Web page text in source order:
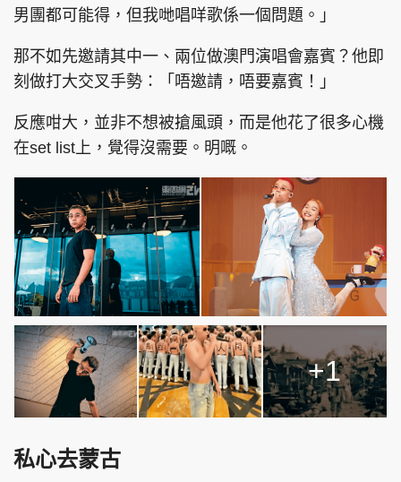
男團都可能得，但我哋唱咩歌係一個問題。」
那不如先邀請其中一、兩位做澳門演唱會嘉賓？他即
刻做打大交叉手勢：「唔邀請，唔要嘉賓！」
反應咁大，並非不想被搶風頭，而是他花了很多心機
在set list上，覺得沒需要。明嘅。
+1
私心去蒙古